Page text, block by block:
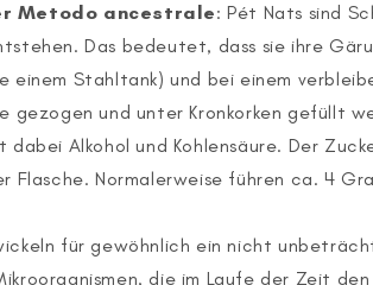
Metodo ancestrale: Pét Nats sind
Das bedeutet, dass sie ihre
einem Stahltank) und bei einem
gezogen und unter Kronkorken gefüllt
dabei Alkohol und Kohlensäure. Der
Flasche. Normalerweise führen ca. 4
für gewöhnlich ein nicht
die im Laufe der Zeit